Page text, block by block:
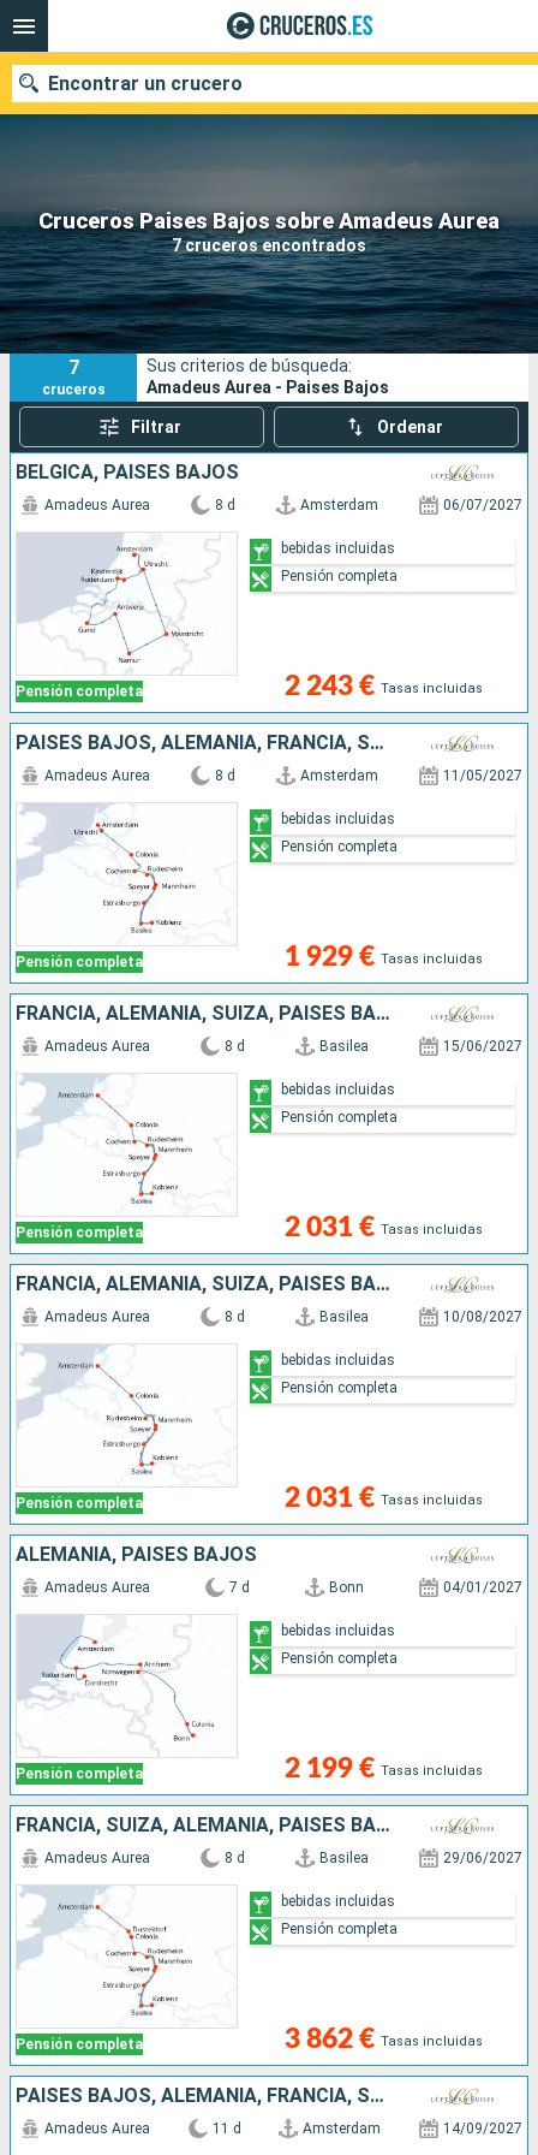
Cruceros Paises Bajos sobre Amadeus Aurea
7 cruceros encontrados
Encontrar un crucero
Nuestros destinos
Fecha de salida
Puertos Compañías
Buscar
7
cruceros
Sus criterios de búsqueda:
Amadeus Aurea - Paises Bajos
Filtrar Ordenar
BÉLGICA, PAISES BAJOS
Pensión completa
Amadeus Aurea 8 d Amsterdam 06/07/2027
2 243 € Tasas incluidas
bebidas incluidas
Pensión completa
PAISES BAJOS, ALEMANIA, FRANCIA, SUIZA
Pensión completa
Amadeus Aurea 8 d Amsterdam 11/05/2027
1 929 € Tasas incluidas
bebidas incluidas
Pensión completa
FRANCIA, ALEMANIA, SUIZA, PAISES BAJOS
Pensión completa
Amadeus Aurea 8 d Basilea 15/06/2027
2 031 € Tasas incluidas
bebidas incluidas
Pensión completa
FRANCIA, ALEMANIA, SUIZA, PAISES BAJOS
Pensión completa
Amadeus Aurea 8 d Basilea 10/08/2027
2 031 € Tasas incluidas
bebidas incluidas
Pensión completa
ALEMANIA, PAISES BAJOS
Pensión completa
Amadeus Aurea 7 d Bonn 04/01/2027
2 199 € Tasas incluidas
bebidas incluidas
Pensión completa
FRANCIA, SUIZA, ALEMANIA, PAISES BAJOS
Pensión completa
Amadeus Aurea 8 d Basilea 29/06/2027
3 862 € Tasas incluidas
bebidas incluidas
Pensión completa
PAISES BAJOS, ALEMANIA, FRANCIA, SUIZA
Amadeus Aurea 11 d Amsterdam 14/09/2027